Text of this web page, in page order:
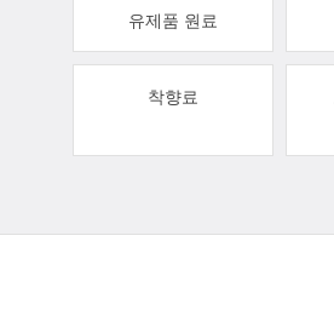
유제품 원료
착향료